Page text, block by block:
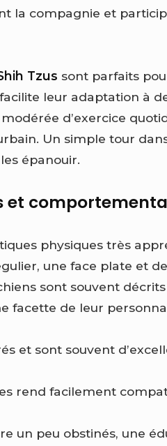
la compagnie et
Tzus sont parfaits
leur adaptation à
d’exercice
Un simple tour
épanouir.
et
physiques très
une face plate et
sont souvent
facette de leur
et sont souvent
rend facilement
un peu obstinés, une